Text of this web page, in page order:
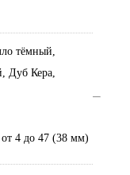
тёмный,
Дуб Кера,
4 до 47 (38 мм)